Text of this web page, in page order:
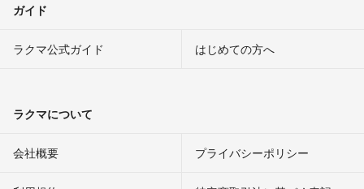
ガイド
ラクマ公式ガイド はじめての方へ
ラクマについて
会社概要 プライバシーポリシー